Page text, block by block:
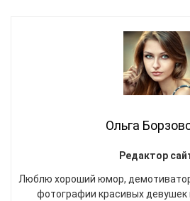
Ольга
Редактор
Люблю хороший юмор,
фотографии красивых девушек